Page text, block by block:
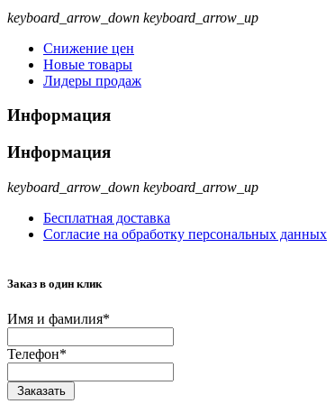
keyboard_arrow_down keyboard_arrow_up
Снижение цен
Новые товары
Лидеры продаж
Информация
Информация
keyboard_arrow_down keyboard_arrow_up
Бесплатная доставка
Согласие на обработку персональных данных
Заказ в один клик
Имя и фамилия*
Телефон*
Заказать